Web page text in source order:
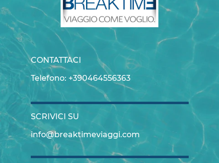
CONTATTACI
Telefono: +390464556363
SCRIVICI SU
info@breaktimeviaggi.com